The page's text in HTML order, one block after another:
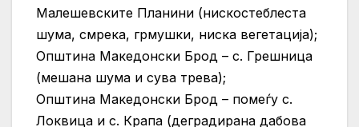
Малешевските Планини (нискостеблеста
шума, смрека, грмушки, ниска вегетација);
Општина Македонски Брод – с. Грешница
(мешана шума и сува трева);
Општина Македонски Брод – помеѓу с.
Локвица и с. Крапа (деградирана дабова